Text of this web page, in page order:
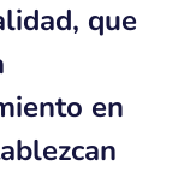
que
en